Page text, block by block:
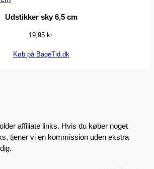
Udstikker sky 6,5 cm
19,95 kr.
Køb på BageTid.dk
affiliate links. Hvis du køber noget
tjener vi en kommission uden ekstra